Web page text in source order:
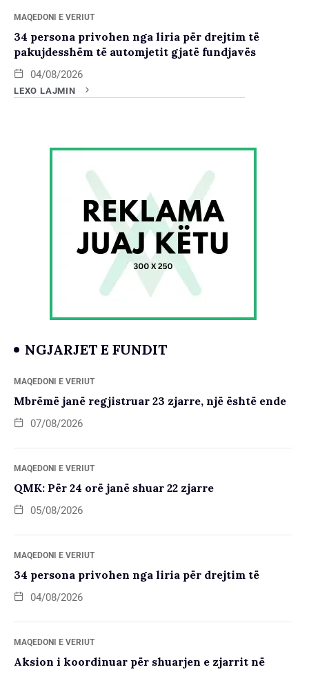
MAQEDONI E VERIUT
34 persona privohen nga liria për drejtim të
pakujdesshëm të automjetit gjatë fundjavës
04/08/2026
LEXO LAJMIN
NGJARJET E FUNDIT
MAQEDONI E VERIUT
Mbrëmë janë regjistruar 23 zjarre, një është ende
07/08/2026
MAQEDONI E VERIUT
QMK: Për 24 orë janë shuar 22 zjarre
05/08/2026
MAQEDONI E VERIUT
34 persona privohen nga liria për drejtim të
04/08/2026
MAQEDONI E VERIUT
Aksion i koordinuar për shuarjen e zjarrit në